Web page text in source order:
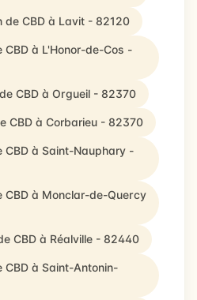
de CBD à Lavit - 82120
à L'Honor-de-Cos -
CBD à Orgueil - 82370
CBD à Corbarieu - 82370
CBD à Saint-Nauphary -
CBD à Monclar-de-Quercy
CBD à Réalville - 82440
à Saint-Antonin-